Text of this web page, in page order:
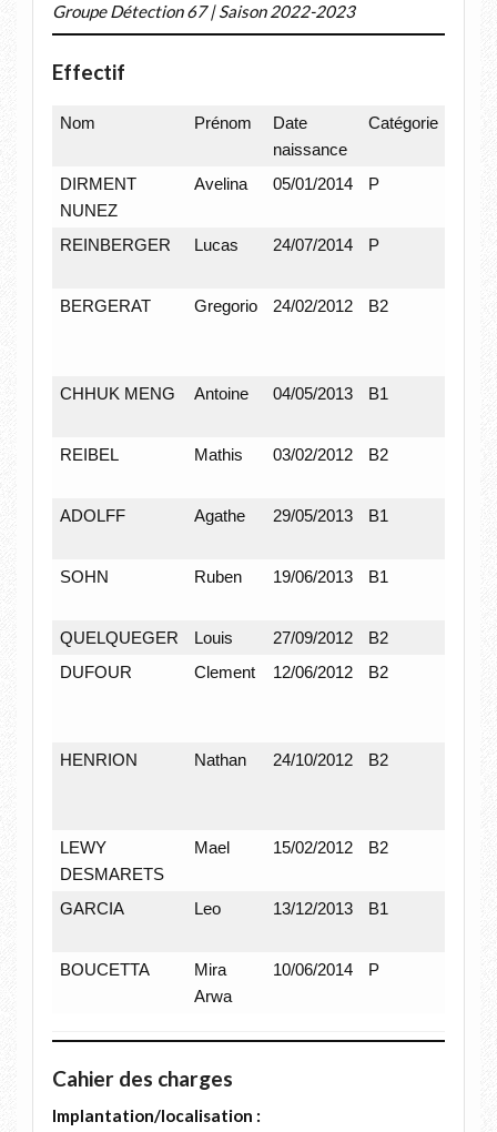
Groupe Détection 67 | Saison 2022-2023
Effectif
Nom Prénom
Date
naissance
Catégorie
DIRMENT
NUNEZ
Avelina 05/01/2014 P
REINBERGER Lucas 24/07/2014 P
BERGERAT Gregorio 24/02/2012 B2
CHHUK MENG Antoine 04/05/2013 B1
REIBEL Mathis 03/02/2012 B2
ADOLFF Agathe 29/05/2013 B1
SOHN Ruben 19/06/2013 B1
QUELQUEGER Louis 27/09/2012 B2
DUFOUR
Clement 12/06/2012 B2
HENRION Nathan 24/10/2012 B2
LEWY
DESMARETS
Mael 15/02/2012 B2
GARCIA Leo 13/12/2013 B1
BOUCETTA
Mira
Arwa
10/06/2014 P
Cahier des charges
Implantation/localisation :